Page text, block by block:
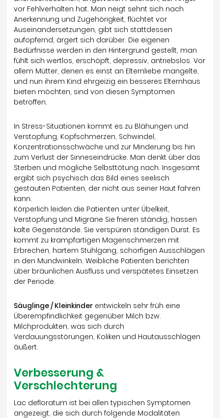
vor Fehlverhalten hat. Man neigt sehnt sich nach
Anerkennung und Zugehörigkeit, flüchtet vor
Auseinandersetzungen, gibt sich stattdessen
aufopfernd, ärgert sich darüber. Die eigenen
Bedürfnisse werden in den Hintergrund gestellt, man
fühlt sich wertlos, erschöpft, depressiv, antriebslos. Vor
allem Mütter, denen es einst an Elternliebe mangelte,
und nun ihrem Kind ehrgeizig ein besseres Elternhaus
bieten möchten, sind von diesen Symptomen
betroffen.
In Stress-Situationen kommt es zu Blähungen und
Verstopfung, Kopfschmerzen, Schwindel,
Konzentrationsschwäche und zur Minderung bis hin
zum Verlust der Sinneseindrücke. Man denkt über das
Sterben und mögliche Selbsttötung nach. Insgesamt
ergibt sich psychisch das Bild eines seelisch
gestauten Patienten, der nicht aus seiner Haut fahren
kann.
Körperlich leiden die Patienten unter Übelkeit,
Verstopfung und Migräne Sie frieren ständig, hassen
kalte Gegenstände. Sie verspüren ständigen Durst. Es
kommt zu krampfartigen Magenschmerzen mit
Erbrechen, hartem Stuhlgang, schorfigen Ausschlägen
in den Mundwinkeln. Weibliche Patienten berichten
über bräunlichen Ausfluss und verspätetes Einsetzen
der Periode.
Säuglinge / Kleinkinder entwickeln sehr früh eine
Überempfindlichkeit gegenüber Milch bzw.
Milchprodukten, was sich durch
Verdauungsstörungen, Koliken und Hautausschlägen
äußert.
Verbesserung &
Verschlechterung
Lac defloratum ist bei allen typischen Symptomen
angezeigt, die sich durch folgende Modalitäten